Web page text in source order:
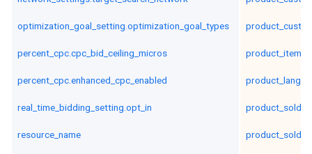
optimization_goal_setting.optimization_goal_types
percent_cpc.cpc_bid_ceiling_micros
percent_cpc.enhanced_cpc_enabled
real_time_bidding_setting.opt_in
resource_name